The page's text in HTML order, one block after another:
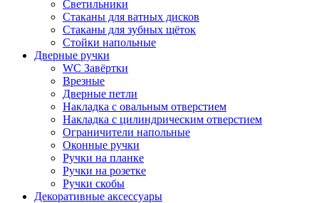
Светильники
Стаканы для ватных дисков
Стаканы для зубных щёток
Стойки напольные
Дверные ручки
WC Завёртки
Врезные
Дверные петли
Накладка с овальным отверстием
Накладка с цилиндрическим отверстием
Ограничители напольные
Оконные ручки
Ручки на планке
Ручки на розетке
Ручки скобы
Декоративные аксессуары